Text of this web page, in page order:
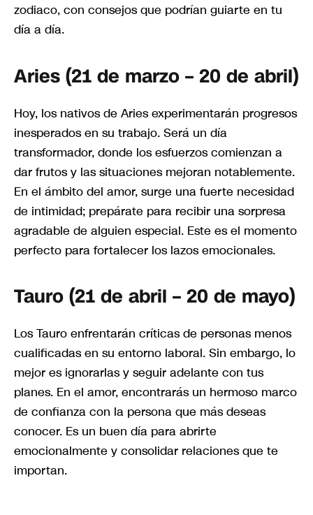
zodiaco, con consejos que podrían guiarte en tu
día a día.
Aries (21 de marzo – 20 de abril)
Hoy, los nativos de Aries experimentarán progresos
inesperados en su trabajo. Será un día
transformador, donde los esfuerzos comienzan a
dar frutos y las situaciones mejoran notablemente.
En el ámbito del amor, surge una fuerte necesidad
de intimidad; prepárate para recibir una sorpresa
agradable de alguien especial. Este es el momento
perfecto para fortalecer los lazos emocionales.
Tauro (21 de abril – 20 de mayo)
Los Tauro enfrentarán críticas de personas menos
cualificadas en su entorno laboral. Sin embargo, lo
mejor es ignorarlas y seguir adelante con tus
planes. En el amor, encontrarás un hermoso marco
de confianza con la persona que más deseas
conocer. Es un buen día para abrirte
emocionalmente y consolidar relaciones que te
importan.